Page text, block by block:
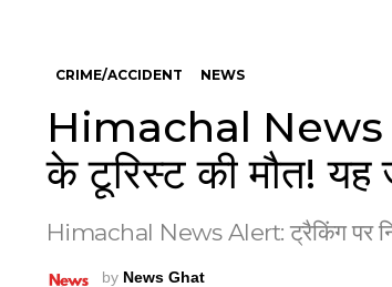
CRIME/ACCIDENT NEWS
Himachal News
के टूरिस्ट की मौत!
Himachal News Alert: ट्रैकिंग पर
by News Ghat